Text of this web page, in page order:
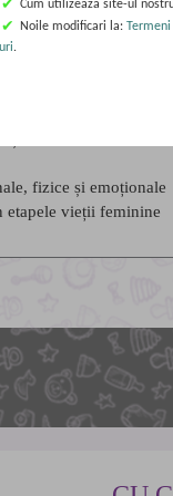
emoțională
în adolescență
fizice și emoționale
etapele vieții feminine
✔ Cum utilizeaza site-ul
✔ Noile modificari la:
uri.